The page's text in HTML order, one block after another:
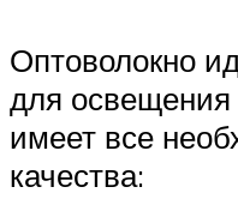
Оптоволокно
для освещения
имеет все
качества: